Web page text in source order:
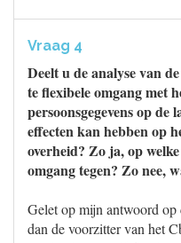
Vraag 4
Deelt u de analyse van
te flexibele omgang met
persoonsgegevens op
effecten kan hebben op
overheid? Zo ja, op
omgang tegen? Zo nee,
Gelet op mijn antwoord op
dan de voorzitter van het